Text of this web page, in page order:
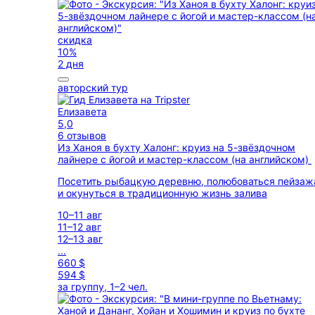
скидка
10%
2 дня
авторский тур
Елизавета
5,0
6 отзывов
Из Ханоя в бухту Халонг: круиз на 5-звёздочном
лайнере с йогой и мастер-классом (на английском)
Посетить рыбацкую деревню, полюбоваться
и окунуться в традиционную жизнь залива
10–11 авг
11–12 авг
12–13 авг
...
660 $
594 $
за группу, 1–2 чел.